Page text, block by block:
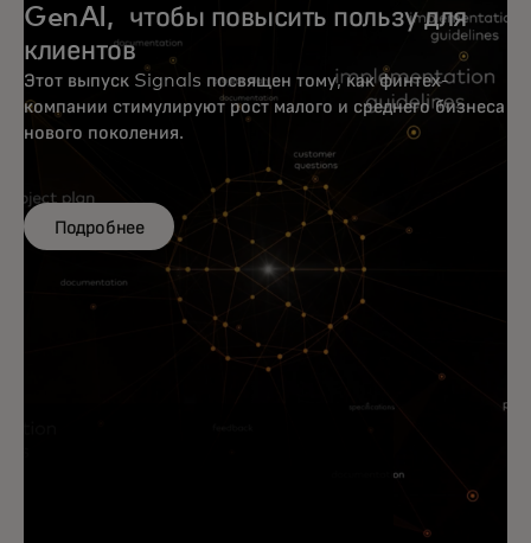
GenAI, чтобы повысить пользу для
клиентов
Этот выпуск Signals посвящен тому, как финтех-
компании стимулируют рост малого и среднего бизнеса
нового поколения.
Подробнее